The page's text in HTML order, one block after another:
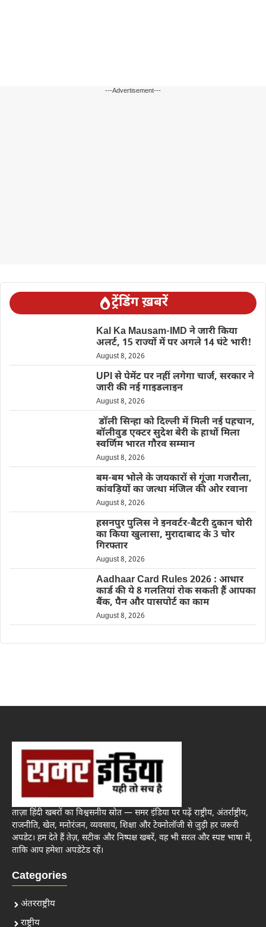
---Advertisement---
ट्रेंडिंग ख़बरें
Kal Ka Mausam-IMD ने जारी किया
अलर्ट, 15 राज्यों में पर अगले 14 घंटे भारी!
August 8, 2026
UPI से पेमेंट पर नहीं लगेगा चार्ज, सरकार ने
जारी की नई गाइडलाइन
August 8, 2026
डॉली सिन्हा को दिल्ली में मिली नई पहचान,
बॉलीवुड एक्टर सुदेश बेरी के हाथों मिला
स्वर्णिम भारत गौरव सम्मान
August 8, 2026
बम-बम भोले के जयकारों से गूंजा गजरौला,
कांवड़ियों का जत्था मंजिल की ओर रवाना
August 8, 2026
हसनपुर पुलिस ने इनवर्टर-बैटरी दुकान चोरी
का किया खुलासा, मुरादाबाद के 3 चोर
गिरफ्तार
August 8, 2026
Aadhaar Card Rules 2026 : आधार
कार्ड की ये 8 गलतियां रोक सकती हैं आपका
बैंक, पैन और पासपोर्ट का काम
August 8, 2026
ताज़ा हिंदी खबरों का विश्वसनीय स्रोत — समर इंडिया पर पढ़ें राष्ट्रीय, अंतर्राष्ट्रीय,
राजनीति, खेल, मनोरंजन, व्यवसाय, शिक्षा और टेक्नोलॉजी से जुड़ी हर जरूरी
अपडेट। हम देते हैं तेज़, सटीक और निष्पक्ष खबरें, वह भी सरल और स्पष्ट भाषा में,
ताकि आप हमेशा अपडेटेड रहें।
Categories
अंतरराष्ट्रीय
राष्ट्रीय